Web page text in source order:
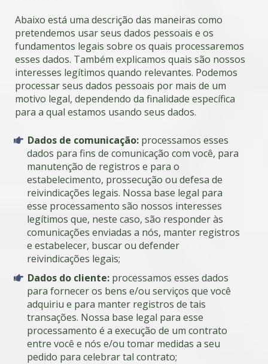
Abaixo está uma descrição das maneiras como
pretendemos usar seus dados pessoais e os
fundamentos legais sobre os quais processaremos
esses dados. Também explicamos quais são nossos
interesses legítimos quando relevantes. Podemos
processar seus dados pessoais por mais de um
motivo legal, dependendo da finalidade específica
para a qual estamos usando seus dados.
Dados de comunicação:processamos esses
dados para fins de comunicação com você, para
manutenção de registros e para o
estabelecimento, prossecução ou defesa de
reivindicações legais. Nossa base legal para
esse processamento são nossos interesses
legítimos que, neste caso, são responder às
comunicações enviadas a nós, manter registros
e estabelecer, buscar ou defender
reivindicações legais;
Dados do cliente:processamos esses dados
para fornecer os bens e/ou serviços que você
adquiriu e para manter registros de tais
transações. Nossa base legal para esse
processamento é a execução de um contrato
entre você e nós e/ou tomar medidas a seu
pedido para celebrar tal contrato;